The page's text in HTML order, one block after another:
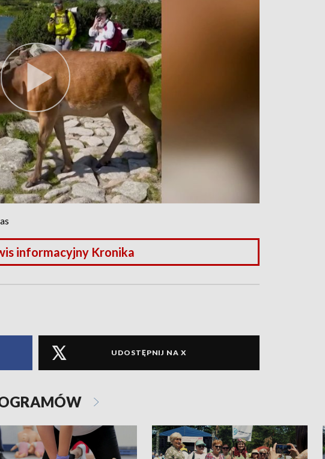
informacyjny Kronika
UDOSTĘPNIJ NA X